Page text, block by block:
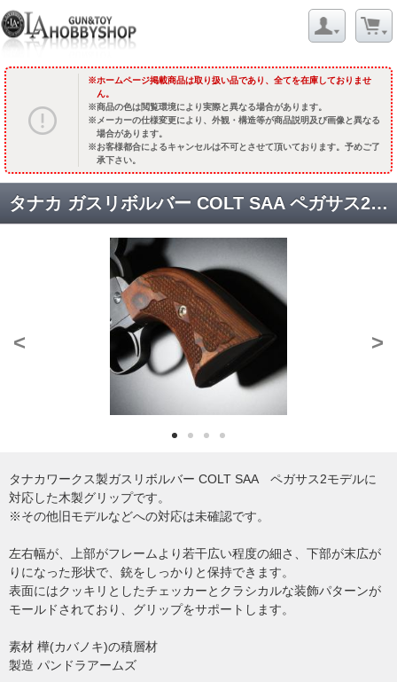
ホームページ掲載商品は取り扱い品であり、全てを在庫しておりませ
ん。
商品の色は閲覧環境により実際と異なる場合があります。
メーカーの仕様変更により、外観・構造等が商品説明及び画像と異なる
場合があります。
お客様都合によるキャンセルは不可とさせて頂いております。予めご了
承下さい。
タナカ ガスリボルバー COLT SAA ペガサス2システム対応 チェッカーウッドグリップ [品切中.再生産待ち]
< >
タナカワークス製ガスリボルバー COLT SAA ペガサス2モデルに
対応した木製グリップです。
※その他旧モデルなどへの対応は未確認です。
左右幅が、上部がフレームより若干広い程度の細さ、下部が末広が
りになった形状で、銃をしっかりと保持できます。
表面にはクッキリとしたチェッカーとクラシカルな装飾パターンが
モールドされており、グリップをサポートします。
素材 樺(カバノキ)の積層材
製造 パンドラアームズ